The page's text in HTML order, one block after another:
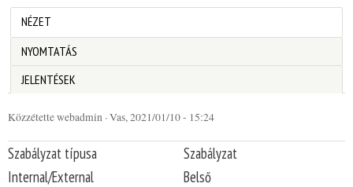
Primary tabs
NÉZET
(ACTIVE TAB)
NYOMTATÁS
JELENTÉSEK
You are here
Közzétettewebadmin · Vas, 2021/01/10 - 15:24
Szabályzat típusa
Szabályzat
Internal/External
Belső